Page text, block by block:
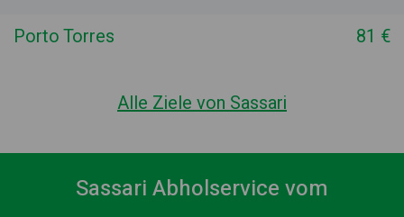
Porto Torres
81 €
Alle Ziele von Sassari
Sassari Abholservice vom